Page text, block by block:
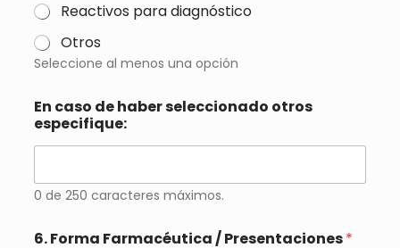
Reactivos para diagnóstico
Otros
Seleccione al menos una opción
En caso de haber seleccionado otros
especifique:
0 de 250 caracteres máximos.
6. Forma Farmacéutica / Presentaciones*